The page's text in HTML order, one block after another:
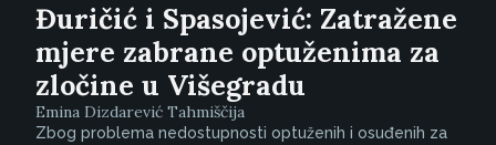
Đuričić i Spasojević: Zatražene
mjere zabrane optuženima za
zločine u Višegradu
Emina Dizdarević Tahmiščija
Zbog problema nedostupnosti optuženih i osuđenih za